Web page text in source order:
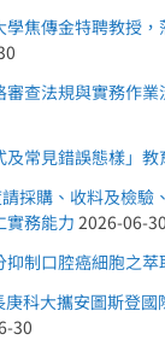
學焦傳金特聘教授
查法規與實務作
常見錯誤態樣」教
採購、收料及檢驗
實務能力 2026-06-30
抑制口腔癌細胞之
科大攜安圖斯登
30